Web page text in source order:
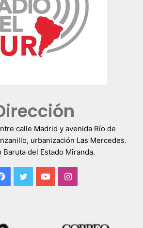
calle Madrid y avenida Río de
urbanización Las Mercedes.
del Estado Miranda.
Facebook
TwitterYouTubeInstagram